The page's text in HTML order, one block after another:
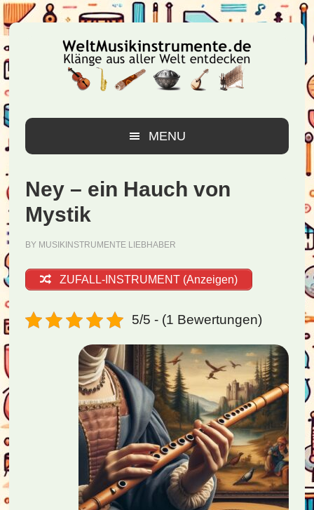
Zur
Hauptnavigation
springen
Zum
Inhalt
springen
Zur
Seitenspalte
springen
MENU
Ney – ein Hauch von
Mystik
BY MUSIKINSTRUMENTE LIEBHABER
ZUFALL-INSTRUMENT (Anzeigen)
5/5 - (1 Bewertungen)